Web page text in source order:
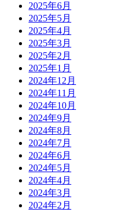
2025年6月
2025年5月
2025年4月
2025年3月
2025年2月
2025年1月
2024年12月
2024年11月
2024年10月
2024年9月
2024年8月
2024年7月
2024年6月
2024年5月
2024年4月
2024年3月
2024年2月